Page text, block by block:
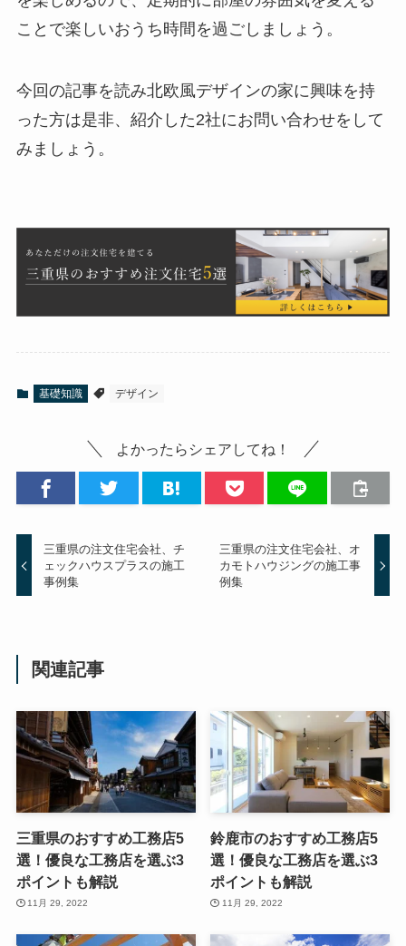
ことで楽しいおうち時間を過ごしましょう。
今回の記事を読み北欧風デザインの家に興味を持
った方は是非、紹介した2社にお問い合わせをして
みましょう。
基礎知識 デザイン
よかったらシェアしてね！
三重県の注文住宅会社、チ
ェックハウスプラスの施工
事例集
三重県の注文住宅会社、オ
カモトハウジングの施工事
例集
関連記事
三重県のおすすめ工務店5
選！優良な工務店を選ぶ3
ポイントも解説
11月 29, 2022
鈴鹿市のおすすめ工務店5
選！優良な工務店を選ぶ3
ポイントも解説
11月 29, 2022